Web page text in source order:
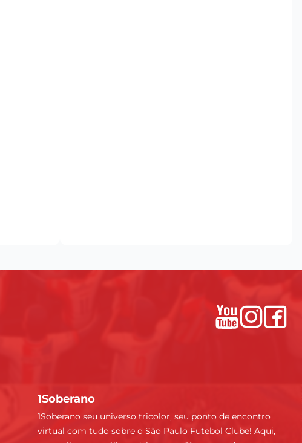
1Soberano
1Soberano seu universo tricolor, seu ponto de encontro
virtual com tudo sobre o São Paulo Futebol Clube! Aqui,